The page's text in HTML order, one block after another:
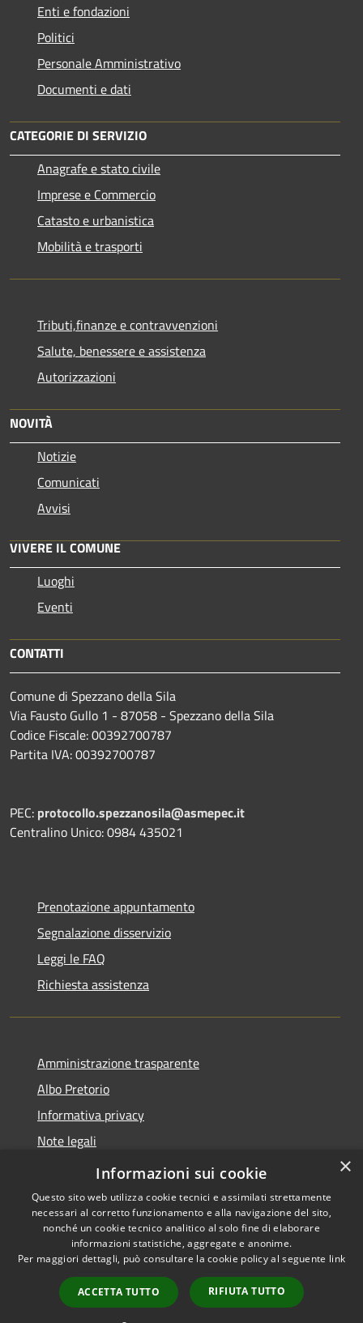
Enti e fondazioni
Politici
Personale Amministrativo
Documenti e dati
CATEGORIE DI SERVIZIO
Anagrafe e stato civile
Imprese e Commercio
Catasto e urbanistica
Mobilità e trasporti
Tributi,finanze e contravvenzioni
Salute, benessere e assistenza
Autorizzazioni
NOVITÀ
Notizie
Comunicati
Avvisi
VIVERE IL COMUNE
Luoghi
Eventi
CONTATTI
Comune di Spezzano della Sila
Via Fausto Gullo 1 - 87058 - Spezzano della Sila
Codice Fiscale: 00392700787
Partita IVA: 00392700787
PEC: protocollo.spezzanosila@asmepec.it
Centralino Unico: 0984 435021
Prenotazione appuntamento
Segnalazione disservizio
Leggi le FAQ
Richiesta assistenza
Amministrazione trasparente
Albo Pretorio
Informativa privacy
Note legali
Dichiarazione di accessibilità
Accessibilità
Copyright © 2026 • Comune di
Spezzano della Sila • Powered
byMunicipium
Accesso
redazione
×
Informazioni sui cookie
Questo sito web utilizza cookie tecnici e assimilati strettamente
necessari al corretto funzionamento e alla navigazione del sito,
nonché un cookie tecnico analitico al solo fine di elaborare
informazioni statistiche, aggregate e anonime.
Per maggiori dettagli, può consultare la cookie policy al seguente link
ACCETTA TUTTO RIFIUTA TUTTO